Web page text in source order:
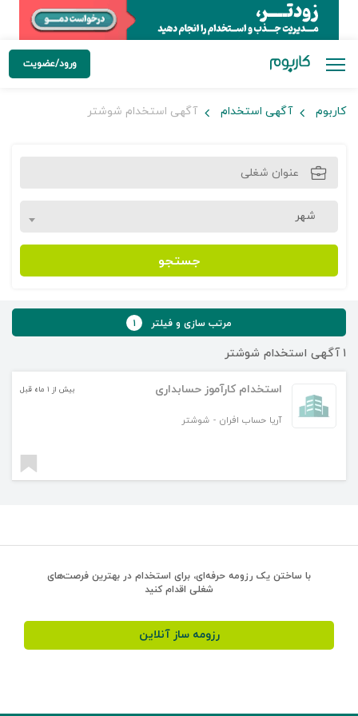
ورود/عضویت
کاربوم آگهی استخدام آگهی استخدام شوشتر
شهر
جستجو
مرتب سازی و فیلتر ۱
۱ آگهی استخدام شوشتر
استخدام کارآموز حسابداری
آریا حساب افران - شوشتر
بیش از ۱ ماه قبل
با ساختن یک رزومه حرفه‌ای، برای استخدام در بهترین فرصت‌های
شغلی اقدام کنید
رزومه ساز آنلاین